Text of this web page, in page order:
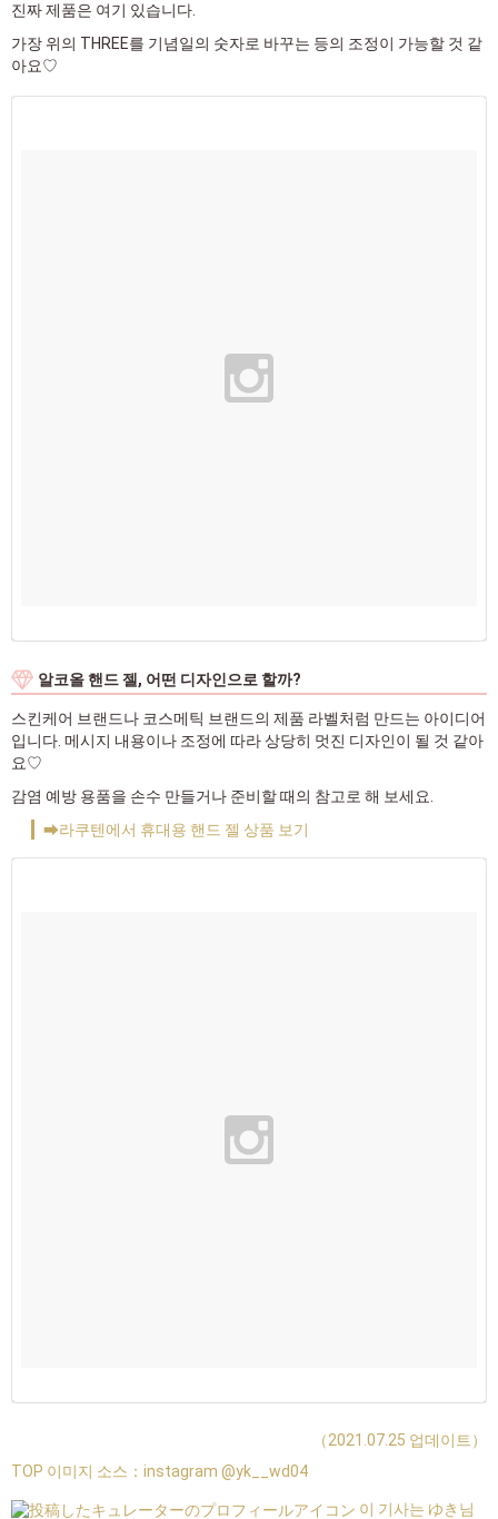
진짜 제품은 여기 있습니다.
가장 위의 THREE를 기념일의 숫자로 바꾸는 등의 조정이 가능할 것 같
아요♡
알코올 핸드 젤, 어떤 디자인으로 할까?
스킨케어 브랜드나 코스메틱 브랜드의 제품 라벨처럼 만드는 아이디어
입니다. 메시지 내용이나 조정에 따라 상당히 멋진 디자인이 될 것 같아
요♡
감염 예방 용품을 손수 만들거나 준비할 때의 참고로 해 보세요.
➡라쿠텐에서 휴대용 핸드 젤 상품 보기
（2021.07.25 업데이트）
TOP 이미지 소스： instagram @yk__wd04
이 기사는 ゆき님